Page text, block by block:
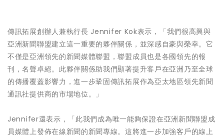
傳訊拓展創辦人兼執行長 Jennifer Kok表示，「我們很高興與
亞洲新聞聯盟建立這一重要的夥伴關係，並深感自豪與榮幸。它
不僅是亞洲領先的新聞媒體聯盟，聯盟成員也是各國領先的報
刊，名聲卓絕。此夥伴關係助我們顯著提升客戶在亞洲乃至全球
的傳播覆蓋影響力，進一步鞏固傳訊拓展作為亞太地區領先新聞
通訊社提供商的市場地位。」
Jennifer還表示，「此我們成為唯一能夠保證在亞洲新聞聯盟成
員媒體上發佈在線新聞的新聞專線。這將進一步加強客戶的線上